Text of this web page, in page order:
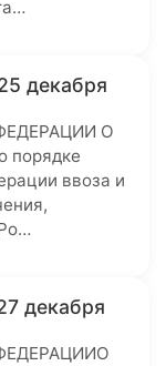
декабря
О
порядке
ввоза и
декабря